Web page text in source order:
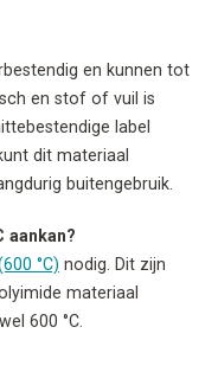
en kunnen tot
en stof of vuil is
label
dit materiaal
buitengebruik.
aankan?
°C) nodig. Dit zijn
materiaal
600 °C.